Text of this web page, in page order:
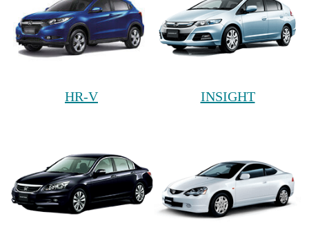
HR-V INSIGHT